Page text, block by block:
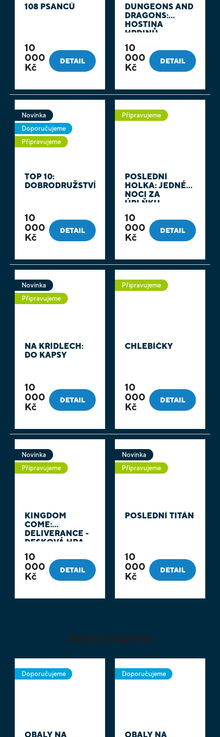
108 PSANCŮ
10
000
Kč
DETAIL
DUNGEONS AND
DRAGONS:
HOSTINA
HRDINŮ -
OFICIÁLNÍ
KUCHAŘKA
10
000
Kč
DETAIL
Novinka
Doporučujeme
Připravujeme
TOP 10:
DOBRODRUŽSTVÍ
10
000
Kč
DETAIL
Připravujeme
POSLEDNÍ
HOLKA: JEDNÉ
NOCI ZA
ÚPLŇKU
10
000
Kč
DETAIL
Novinka
Připravujeme
NA KŘÍDLECH:
DO KAPSY
10
000
Kč
DETAIL
Připravujeme
CHLEBÍČKY
10
000
Kč
DETAIL
Novinka
Připravujeme
KINGDOM
COME:
DELIVERANCE -
DESKOVÁ HRA
CZ
10
000
Kč
DETAIL
Novinka
Připravujeme
POSLEDNÍ TITÁN
10
000
Kč
DETAIL
Doporučujeme
Doporučujeme
OBALY NA
Doporučujeme
OBALY NA